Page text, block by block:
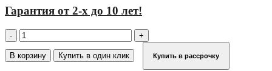
Гарантия от 2-х до 10 лет!
Количество
товара
Диэлектрическая
В корзину Купить в один клик Купить в рассрочку